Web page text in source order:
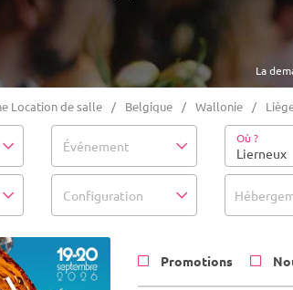
La
Location de salle Belgique Wallonie
Événement Où ?
Configuration
Promotions